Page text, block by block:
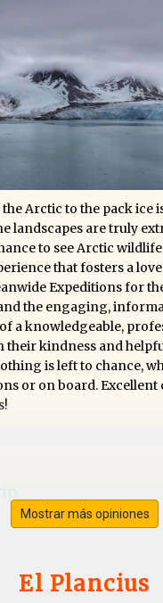
Arctic to the pack ice
landscapes are truly
to see Arctic
that fosters a
Expeditions for
the engaging,
a knowledgeable,
their kindness and
is left to chance,
or on board. Excellent
Stenico El Ártico
polar bears,
Mostrar más opiniones
El Plancius